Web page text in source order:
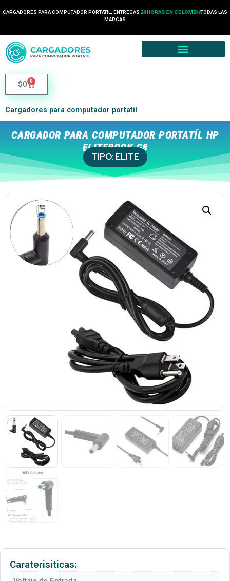
CARGADORES PARA COMPUTADOR PORTÁTIL, ENTREGAS 24 HORAS EN COLOMBIATODAS LAS
MARCAS
$0 0
Cargadores para computador portatil
CARGADOR PARA COMPUTADOR PORTATÍL HP
ELITEBOOK G8
TIPO: ELITE
Caraterisiticas: